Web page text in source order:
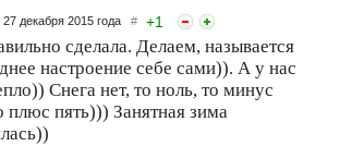
27 декабря 2015 года # +1
сделала. Делаем, называется
настроение себе сами)). А у нас
Снега нет, то ноль, то минус
плюс пять))) Занятная зима